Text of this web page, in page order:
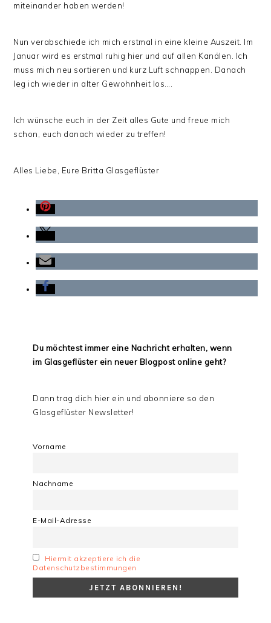
miteinander haben werden!
Nun verabschiede ich mich erstmal in eine kleine Auszeit. Im
Januar wird es erstmal ruhig hier und auf allen Kanälen. Ich
muss mich neu sortieren und kurz Luft schnappen. Danach
leg ich wieder in alter Gewohnheit los….
Ich wünsche euch in der Zeit alles Gute und freue mich
schon, euch danach wieder zu treffen!
Alles Liebe, Eure Britta Glasgeflüster
Du möchtest immer eine Nachricht erhalten, wenn
im Glasgeflüster ein neuer Blogpost online geht?
Dann trag dich hier ein und abonniere so den
Glasgeflüster Newsletter!
Vorname
Nachname
E-Mail-Adresse
Hiermit akzeptiere ich die
Datenschutzbestimmungen